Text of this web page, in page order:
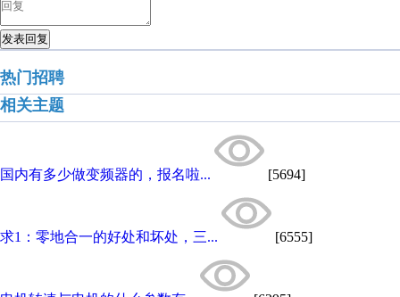
发表回复
热门招聘
相关主题
国内有多少做变频器的，报名啦... [5694]
求1：零地合一的好处和坏处，三... [6555]